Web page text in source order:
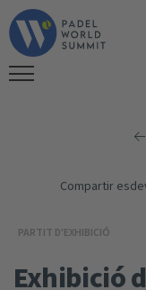
Compartir
PARTIT D'EXHIBICIÓ
Exhibició